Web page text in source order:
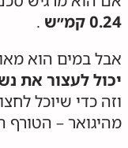
0.24 קמ״ש
.
אבל במים הוא
יכול לעצור את
וזה כדי שיוכל
מהיגואר – הטורף